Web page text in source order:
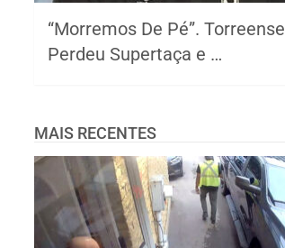
“Morremos De Pé”. Torreense
Perdeu Supertaça e …
MAIS RECENTES